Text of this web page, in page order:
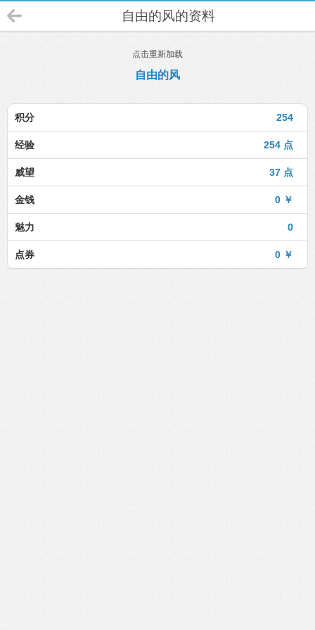
自由的风的资料
点击重新加载
自由的风
254
积分
254 点
经验
37 点
威望
0 ￥
金钱
0
魅力
0 ￥
点券